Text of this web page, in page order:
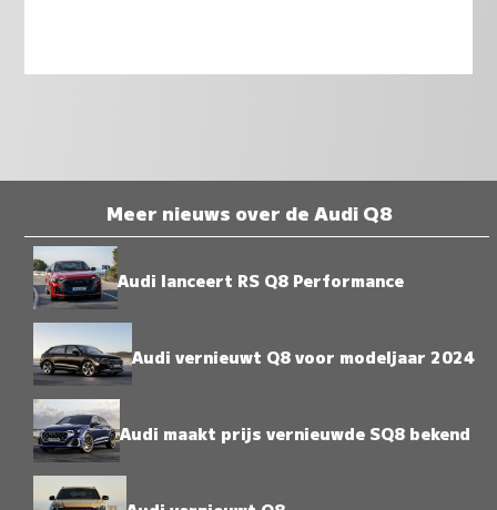
Meer nieuws over de Audi Q8
Audi lanceert RS Q8 Performance
Audi vernieuwt Q8 voor modeljaar 2024
Audi maakt prijs vernieuwde SQ8 bekend